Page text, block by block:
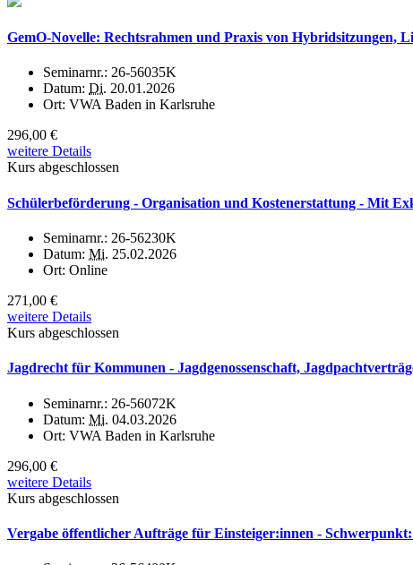
GemO-Novelle: Rechtsrahmen und Praxis von Hybridsitzungen,
Seminarnr.: 26-56035K
Datum: Di. 20.01.2026
Ort: VWA Baden in Karlsruhe
296,00 €
weitere Details
Kurs abgeschlossen
Schülerbeförderung - Organisation und Kostenerstattung - Mit
Seminarnr.: 26-56230K
Datum: Mi. 25.02.2026
Ort: Online
271,00 €
weitere Details
Kurs abgeschlossen
Jagdrecht für Kommunen - Jagdgenossenschaft,
Seminarnr.: 26-56072K
Datum: Mi. 04.03.2026
Ort: VWA Baden in Karlsruhe
296,00 €
weitere Details
Kurs abgeschlossen
Vergabe öffentlicher Aufträge für Einsteiger:innen -